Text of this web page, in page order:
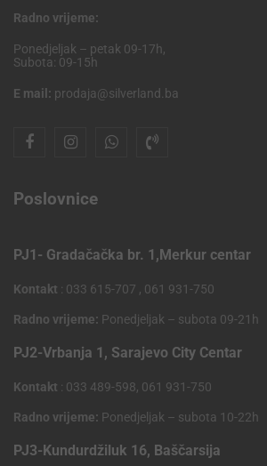
Radno vrijeme:
Ponedjeljak – petak 09-17h,
Subota: 09-15h
E mail: prodaja@silverland.ba
Poslovnice
PJ1- Gradačačka br. 1,Merkur centar
Kontakt : 033 615-707 , 061 931-750
Radno vrijeme: Ponedjeljak – subota 09-21h
PJ2-Vrbanja 1, Sarajevo City Centar
Kontakt : 033 489-598, 061 931-750
Radno vrijeme: Ponedjeljak – subota 10-22h
PJ3-Kundurdžiluk 16, Baščarsija